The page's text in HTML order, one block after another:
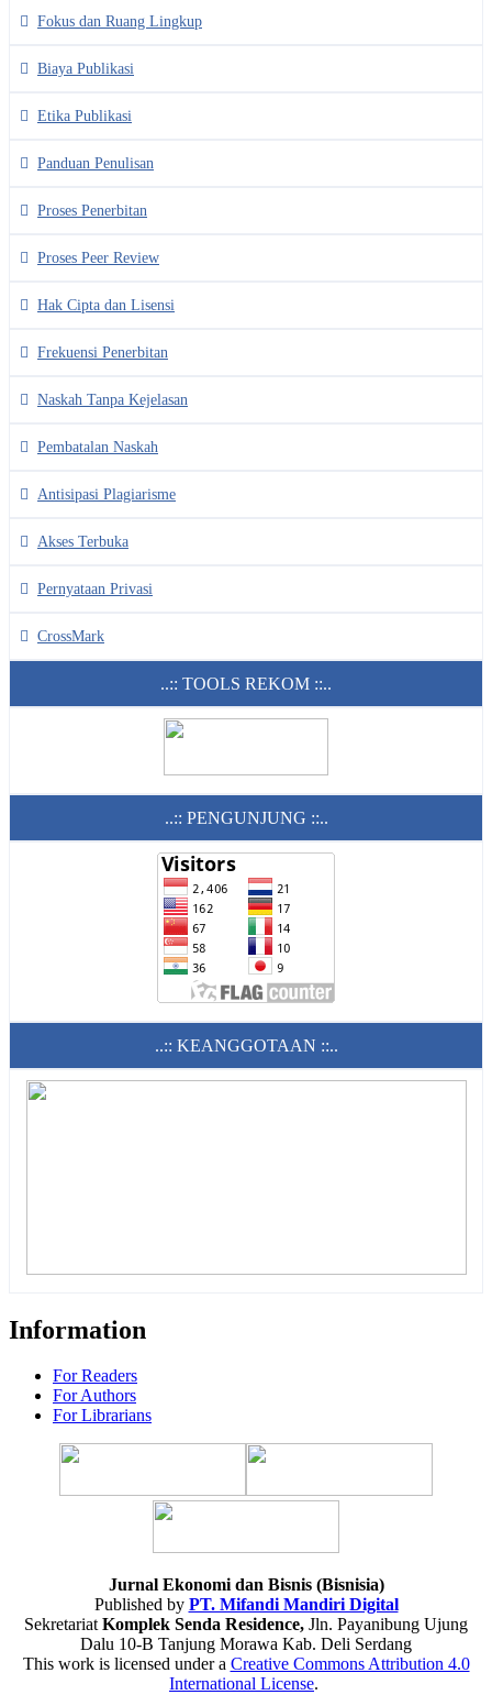
Fokus dan Ruang Lingkup
Biaya Publikasi
Etika Publikasi
Panduan Penulisan
Proses Penerbitan
Proses Peer Review
Hak Cipta dan Lisensi
Frekuensi Penerbitan
Naskah Tanpa Kejelasan
Pembatalan Naskah
Antisipasi Plagiarisme
Akses Terbuka
Pernyataan Privasi
CrossMark
..:: TOOLS REKOM ::..
..:: PENGUNJUNG ::..
..:: KEANGGOTAAN ::..
Information
For Readers
For Authors
For Librarians
Jurnal Ekonomi dan Bisnis (Bisnisia)
Published by PT. Mifandi Mandiri Digital
SekretariatKomplek Senda Residence, Jln. Payanibung Ujung
Dalu 10-B Tanjung Morawa Kab. Deli Serdang
This work is licensed under a Creative Commons Attribution 4.0
International License.